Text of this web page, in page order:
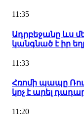
11:35
Ադրբեջանը ևս
կանգնած է իր
11:33
Հռոմի պապը
կոչ է արել
11:20